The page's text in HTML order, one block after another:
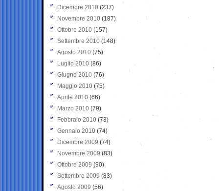
Dicembre 2010 (237)
Novembre 2010 (187)
Ottobre 2010 (157)
Settembre 2010 (148)
Agosto 2010 (75)
Luglio 2010 (86)
Giugno 2010 (76)
Maggio 2010 (75)
Aprile 2010 (66)
Marzo 2010 (79)
Febbraio 2010 (73)
Gennaio 2010 (74)
Dicembre 2009 (74)
Novembre 2009 (83)
Ottobre 2009 (90)
Settembre 2009 (83)
Agosto 2009 (56)